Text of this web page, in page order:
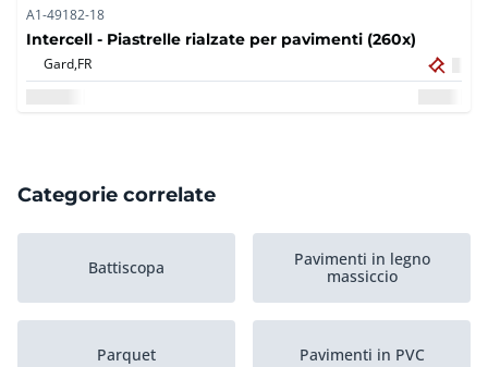
A1-49182-18
Intercell - Piastrelle rialzate per pavimenti (260x)
Gard,FR
Categorie correlate
Battiscopa
Pavimenti in legno
massiccio
Parquet Pavimenti in PVC